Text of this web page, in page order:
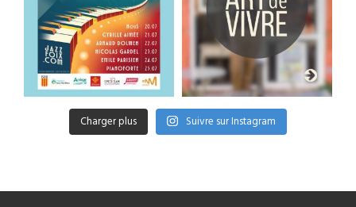
Charger plus Suivre sur Instagram